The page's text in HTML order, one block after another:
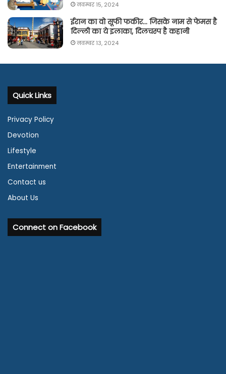
नवम्बर 15, 2024
ईरान का वो सूफी फकीर… जिसके नाम से फेमस है
दिल्ली का ये इलाका, दिलचस्प है कहानी
नवम्बर 13, 2024
Quick Links
Privacy Policy
Devotion
Lifestyle
Entertainment
Contact us
About Us
Connect on Facebook